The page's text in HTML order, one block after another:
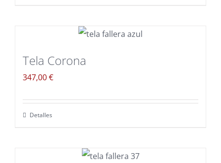
Tela Corona
347,00€
Detalles